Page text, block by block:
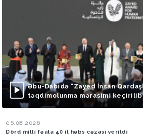
Əbu-Dabidə “Zayed İnsan
təqdimolunma mərasimi keçirilib
06.08.2026
Dörd milli fəala 40 il həbs cəzası verildi